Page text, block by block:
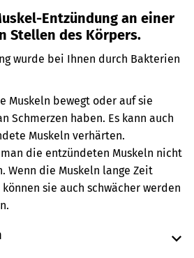
Entzündung an einer
Stellen des Körpers.
wurde bei Ihnen durch Bakterien
Muskeln bewegt oder auf sie
Schmerzen haben. Es kann auch
Muskeln verhärten.
die entzündeten Muskeln nicht
Wenn die Muskeln lange Zeit
sie auch schwächer werden